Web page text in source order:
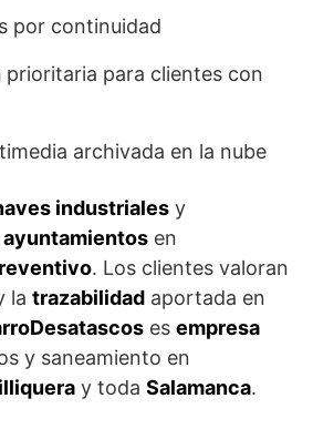
por continuidad
prioritaria para clientes con
archivada en la nube
industriales y
ayuntamientos en
. Los clientes valoran
la trazabilidad aportada en
es empresa
y saneamiento en
y toda Salamanca.